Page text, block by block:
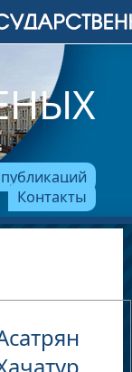
Контакты